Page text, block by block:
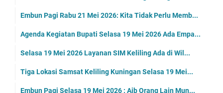
Embun Pagi Rabu 21 Mei 2026: Kita Tidak Perlu Memb...
Agenda Kegiatan Bupati Selasa 19 Mei 2026 Ada Empa...
Selasa 19 Mei 2026 Layanan SIM Keliling Ada di Wil...
Tiga Lokasi Samsat Keliling Kuningan Selasa 19 Mei...
Embun Pagi Selasa 19 Mei 2026 : Aib Orang Lain Mun...